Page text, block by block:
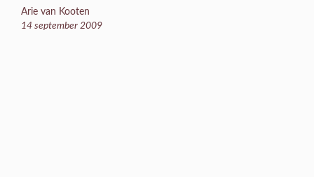
Arie van Kooten
14 september 2009